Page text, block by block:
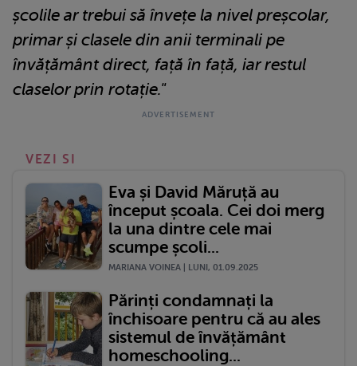
școlile ar trebui să învețe la nivel preșcolar,
primar și clasele din anii terminali pe
învățământ direct, față în față, iar restul
claselor prin rotație."
VEZI SI
Eva și David Măruță au
început școala. Cei doi merg
la una dintre cele mai
scumpe școli...
MARIANA VOINEA | LUNI, 01.09.2025
Părinți condamnați la
închisoare pentru că au ales
sistemul de învățământ
homeschooling...